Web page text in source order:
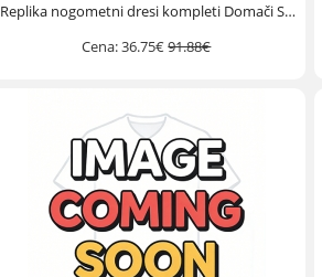
Replika nogometni dresi kompleti Domači SP
Cena:36.75€91.88€